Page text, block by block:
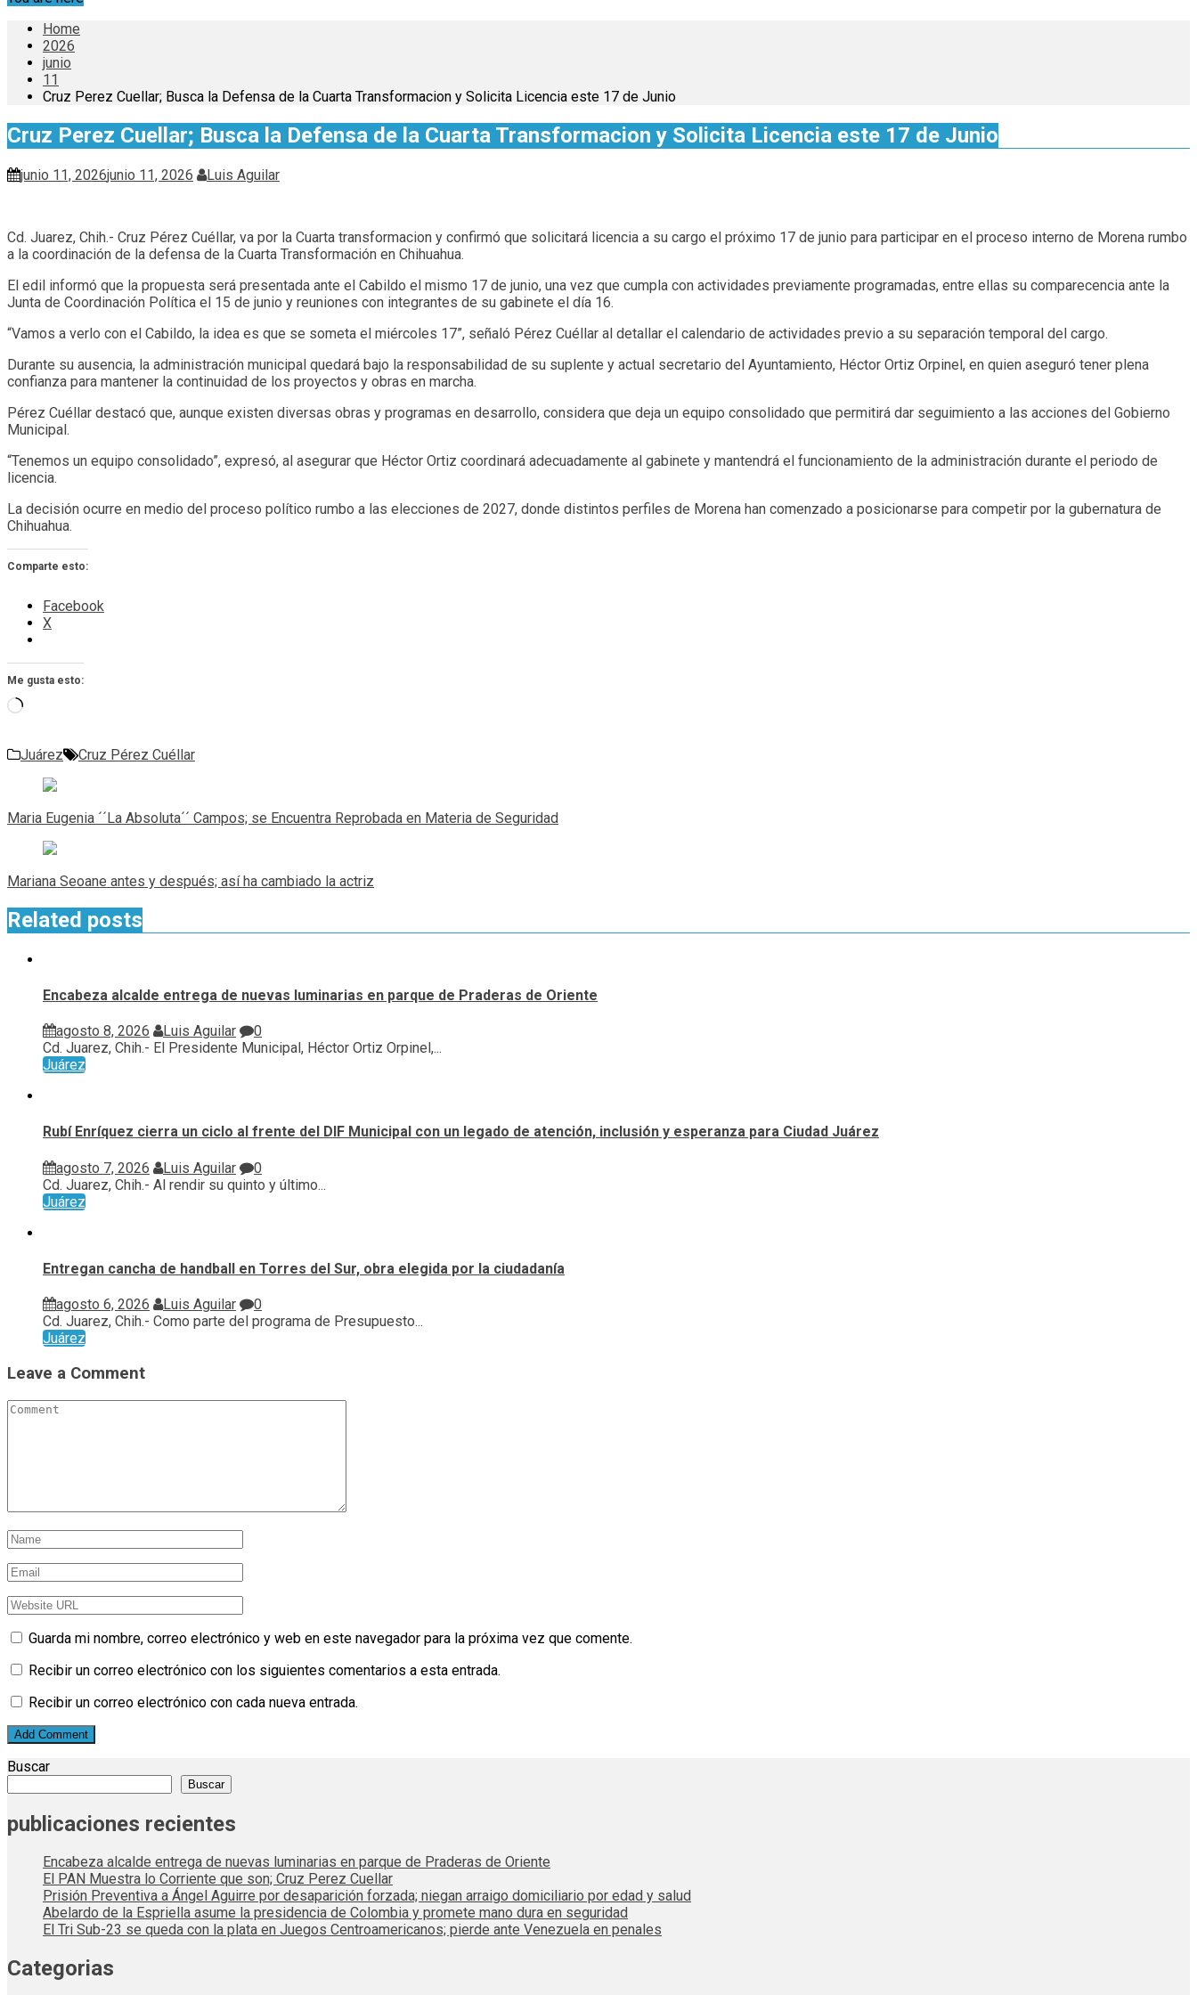
Home
2026
junio
11
Cruz Perez Cuellar; Busca la Defensa de la Cuarta Transformacion y Solicita Licencia este 17 de Junio
Cruz Perez Cuellar; Busca la Defensa de la Cuarta Transformacion y Solicita Licencia este 17 de Junio
junio 11, 2026junio 11, 2026 Luis Aguilar
Cd. Juarez, Chih.- Cruz Pérez Cuéllar, va por la Cuarta transformacion y confirmó que solicitará licencia a su cargo el próximo 17 de junio para participar en el proceso interno de Morena rumbo
a la coordinación de la defensa de la Cuarta Transformación en Chihuahua.
El edil informó que la propuesta será presentada ante el Cabildo el mismo 17 de junio, una vez que cumpla con actividades previamente programadas, entre ellas su comparecencia ante la
Junta de Coordinación Política el 15 de junio y reuniones con integrantes de su gabinete el día 16.
“Vamos a verlo con el Cabildo, la idea es que se someta el miércoles 17”, señaló Pérez Cuéllar al detallar el calendario de actividades previo a su separación temporal del cargo.
Durante su ausencia, la administración municipal quedará bajo la responsabilidad de su suplente y actual secretario del Ayuntamiento, Héctor Ortiz Orpinel, en quien aseguró tener plena
confianza para mantener la continuidad de los proyectos y obras en marcha.
Pérez Cuéllar destacó que, aunque existen diversas obras y programas en desarrollo, considera que deja un equipo consolidado que permitirá dar seguimiento a las acciones del Gobierno
Municipal.
“Tenemos un equipo consolidado”, expresó, al asegurar que Héctor Ortiz coordinará adecuadamente al gabinete y mantendrá el funcionamiento de la administración durante el periodo de
licencia.
La decisión ocurre en medio del proceso político rumbo a las elecciones de 2027, donde distintos perfiles de Morena han comenzado a posicionarse para competir por la gubernatura de
Chihuahua.
Comparte esto:
Facebook
X
Me gusta esto:
Cargando...
Juárez Cruz Pérez Cuéllar
Navegación
de
entradas
Maria Eugenia ´´La Absoluta´´ Campos; se Encuentra Reprobada en Materia de Seguridad
Mariana Seoane antes y después; así ha cambiado la actriz
Related posts
Encabeza alcalde entrega de nuevas luminarias en parque de Praderas de Oriente
agosto 8, 2026 Luis Aguilar
0
Cd. Juarez, Chih.- El Presidente Municipal, Héctor Ortiz Orpinel,...
Juárez
Rubí Enríquez cierra un ciclo al frente del DIF Municipal con un legado de atención, inclusión y esperanza para Ciudad Juárez
agosto 7, 2026 Luis Aguilar
0
Cd. Juarez, Chih.- Al rendir su quinto y último...
Juárez
Entregan cancha de handball en Torres del Sur, obra elegida por la ciudadanía
agosto 6, 2026 Luis Aguilar
0
Cd. Juarez, Chih.- Como parte del programa de Presupuesto...
Juárez
Leave a Comment
Guarda mi nombre, correo electrónico y web en este navegador para la próxima vez que comente.
Recibir un correo electrónico con los siguientes comentarios a esta entrada.
Recibir un correo electrónico con cada nueva entrada.
Buscar
Buscar
publicaciones recientes
Encabeza alcalde entrega de nuevas luminarias en parque de Praderas de Oriente
El PAN Muestra lo Corriente que son; Cruz Perez Cuellar
Prisión Preventiva a Ángel Aguirre por desaparición forzada; niegan arraigo domiciliario por edad y salud
Abelardo de la Espriella asume la presidencia de Colombia y promete mano dura en seguridad
El Tri Sub-23 se queda con la plata en Juegos Centroamericanos; pierde ante Venezuela en penales
Categorias